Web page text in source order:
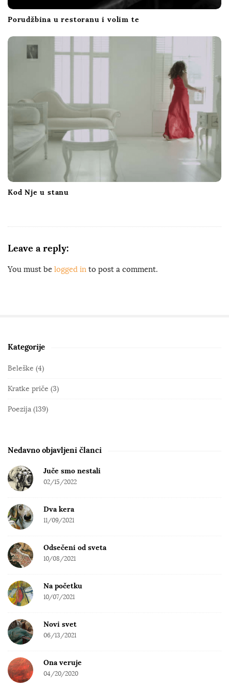
Porudžbina u restoranu i volim te
Kod Nje u stanu
Leave a reply:
You must be logged in to post a comment.
S
i
e
S
e
a
r
Kategorije
Beleške (4)
Kratke priče (3)
Poezija (139)
Nedavno objavljeni članci
Juče smo nestali
02/15/2022
Dva kera
11/09/2021
Odsečeni od sveta
10/08/2021
Na početku
10/07/2021
Novi svet
06/13/2021
Ona veruje
04/20/2020